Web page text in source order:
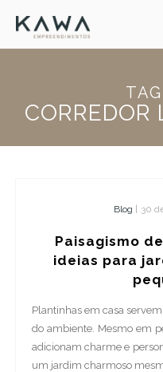
CORREDOR
Blog 30
Paisagismo
ideias para
Plantinhas em casa
do ambiente. Mesmo em
adicionam charme e
um jardim charmoso